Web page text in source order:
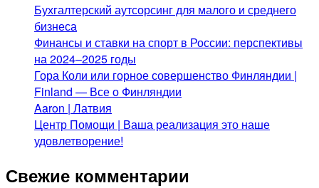
Бухгалтерский аутсорсинг для малого и среднего
бизнеса
Финансы и ставки на спорт в России: перспективы
на 2024–2025 годы
Гора Коли или горное совершенство Финляндии |
Finland — Все о Финляндии
Aaron | Латвия
Центр Помощи | Ваша реализация это наше
удовлетворение!
Свежие комментарии